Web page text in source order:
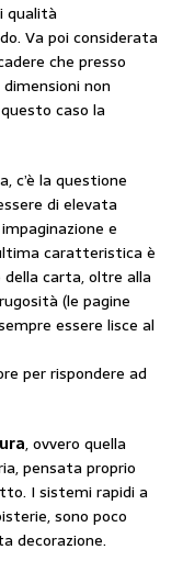
qualità
Va poi considerata
che presso
non
caso la
c’è la questione
di elevata
e
caratteristica è
della carta, oltre alla
(le pagine
essere lisce al
per rispondere ad
, ovvero quella
pensata proprio
I sistemi rapidi a
sono poco
decorazione.